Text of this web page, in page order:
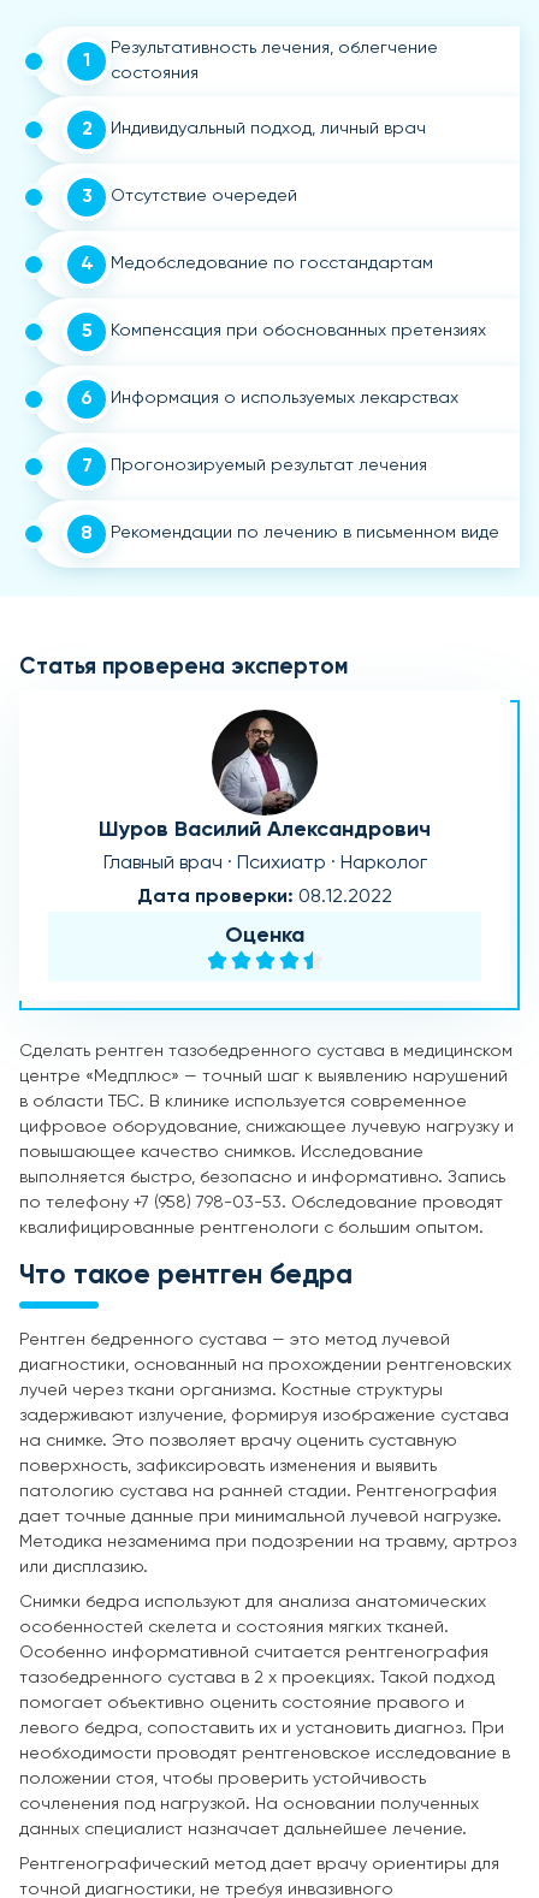
1
Результативность лечения, облегчение
состояния
2 Индивидуальный подход, личный врач
3 Отсутствие очередей
4 Медобследование по госстандартам
5 Компенсация при обоснованных претензиях
6 Информация о используемых лекарствах
7 Прогонозируемый результат лечения
8 Рекомендации по лечению в письменном виде
Статья проверена экспертом
Шуров Василий Александрович
Главный врач · Психиатр · Нарколог
Дата проверки: 08.12.2022
Оценка
Сделать рентген тазобедренного сустава в медицинском
центре «Медплюс» — точный шаг к выявлению нарушений
в области ТБС. В клинике используется современное
цифровое оборудование, снижающее лучевую нагрузку и
повышающее качество снимков. Исследование
выполняется быстро, безопасно и информативно. Запись
по телефону +7 (958) 798-03-53. Обследование проводят
квалифицированные рентгенологи с большим опытом.
Что такое рентген бедра
Рентген бедренного сустава — это метод лучевой
диагностики, основанный на прохождении рентгеновских
лучей через ткани организма. Костные структуры
задерживают излучение, формируя изображение сустава
на снимке. Это позволяет врачу оценить суставную
поверхность, зафиксировать изменения и выявить
патологию сустава на ранней стадии. Рентгенография
дает точные данные при минимальной лучевой нагрузке.
Методика незаменима при подозрении на травму, артроз
или дисплазию.
Снимки бедра используют для анализа анатомических
особенностей скелета и состояния мягких тканей.
Особенно информативной считается рентгенография
тазобедренного сустава в 2 х проекциях. Такой подход
помогает объективно оценить состояние правого и
левого бедра, сопоставить их и установить диагноз. При
необходимости проводят рентгеновское исследование в
положении стоя, чтобы проверить устойчивость
сочленения под нагрузкой. На основании полученных
данных специалист назначает дальнейшее лечение.
Рентгенографический метод дает врачу ориентиры для
точной диагностики, не требуя инвазивного